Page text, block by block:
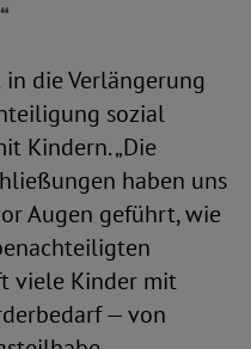
die Verlängerung
sozial
Kindern. „Die
haben uns
Augen geführt, wie
viele Kinder mit
— von